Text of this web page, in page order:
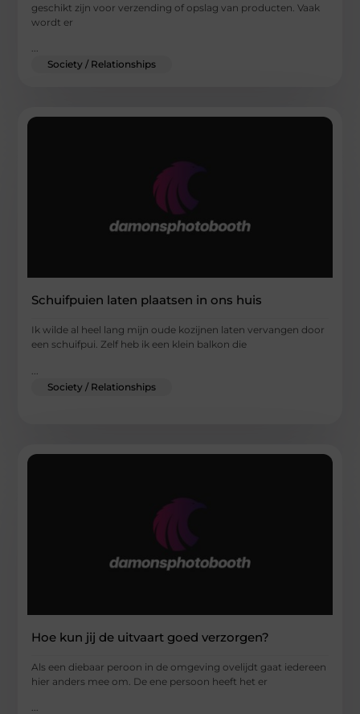
geschikt zijn voor verzending of opslag van producten. Vaak
wordt er
...
Society / Relationships
Schuifpuien laten plaatsen in ons huis
Ik wilde al heel lang mijn oude kozijnen laten vervangen door
een schuifpui. Zelf heb ik een klein balkon die
Society / Relationships
Hoe kun jij de uitvaart goed verzorgen?
Als een diebaar peroon in de omgeving ovelijdt gaat iedereen
hier anders mee om. De ene persoon heeft het er
...